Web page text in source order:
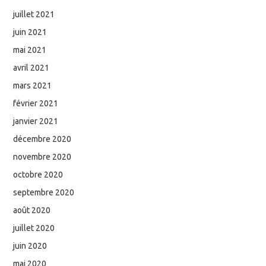
juillet 2021
juin 2021
mai 2021
avril 2021
mars 2021
février 2021
janvier 2021
décembre 2020
novembre 2020
octobre 2020
septembre 2020
août 2020
juillet 2020
juin 2020
mai 2020